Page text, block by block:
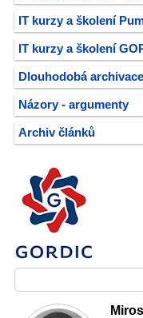
IT kurzy a školení
IT kurzy a školení
Dlouhodobá archivace
Názory - argumenty
Archiv článků